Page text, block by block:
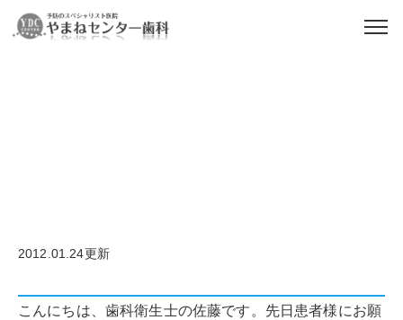
2012.01.24更新
こんにちは、歯科衛生士の佐藤です。先日患者様にお願